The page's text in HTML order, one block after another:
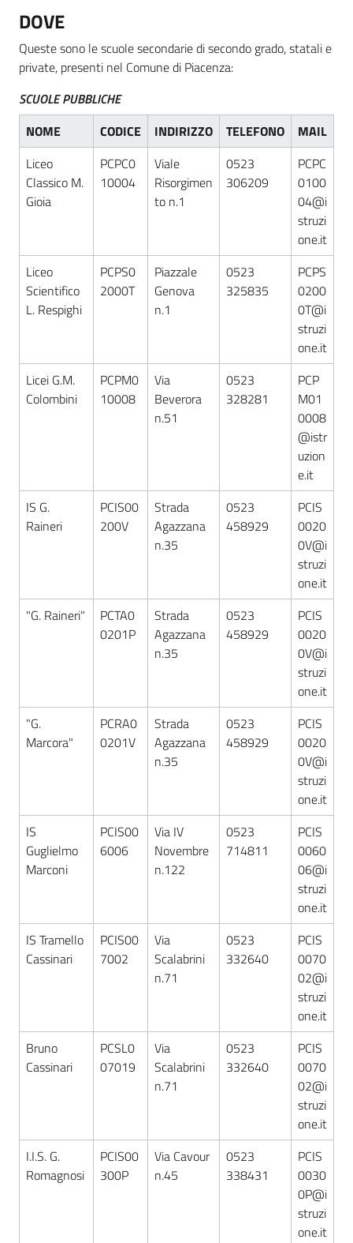
DOVE
Queste sono le scuole secondarie di secondo grado, statali e
private, presenti nel Comune di Piacenza:
SCUOLE PUBBLICHE
NOME
CODICE INDIRIZZO TELEFONO
MAIL
Liceo
Classico M.
Gioia
PCPC0
10004
Viale
Risorgimen
to n.1
0523
306209
PCPC
0100
04@i
struzi
one.it
Liceo
Scientifico
L. Respighi
PCPS0
2000T
Piazzale
Genova
n.1
0523
325835
PCPS
0200
0T@i
struzi
one.it
Licei G.M.
Colombini
PCPM0
10008
Via
Beverora
n.51
0523
328281
PCP
M01
0008
@istr
uzion
e.it
IS G.
Raineri
PCIS00
200V
Strada
Agazzana
n.35
0523
458929
PCIS
0020
0V@i
struzi
one.it
"G. Raineri"
PCTA0
0201P
Strada
Agazzana
n.35
0523
458929
PCIS
0020
0V@i
struzi
one.it
"G.
Marcora"
PCRA0
0201V
Strada
Agazzana
n.35
0523
458929
PCIS
0020
0V@i
struzi
one.it
IS
Guglielmo
Marconi
PCIS00
6006
Via IV
Novembre
n.122
0523
714811
PCIS
0060
06@i
struzi
one.it
IS Tramello
Cassinari
PCIS00
7002
Via
Scalabrini
n.71
0523
332640
PCIS
0070
02@i
struzi
one.it
Bruno
Cassinari
PCSL0
07019
Via
Scalabrini
n.71
0523
332640
PCIS
0070
02@i
struzi
one.it
I.I.S. G.
Romagnosi
PCIS00
300P
Via Cavour
n.45
0523
338431
PCIS
0030
0P@i
struzi
one.it